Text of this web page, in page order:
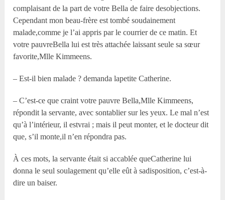
complaisant de la part de votre Bella de faire desobjections.
Cependant mon beau-frère est tombé soudainement
malade,comme je l’ai appris par le courrier de ce matin. Et
votre pauvreBella lui est très attachée laissant seule sa sœur
favorite,Mlle Kimmeens.
– Est-il bien malade ? demanda lapetite Catherine.
– C’est-ce que craint votre pauvre Bella,Mlle Kimmeens,
répondit la servante, avec sontablier sur les yeux. Le mal n’est
qu’à l’intérieur, il estvrai ; mais il peut monter, et le docteur dit
que, s’il monte,il n’en répondra pas.
À ces mots, la servante était si accablée queCatherine lui
donna le seul soulagement qu’elle eût à sadisposition, c’est-à-
dire un baiser.